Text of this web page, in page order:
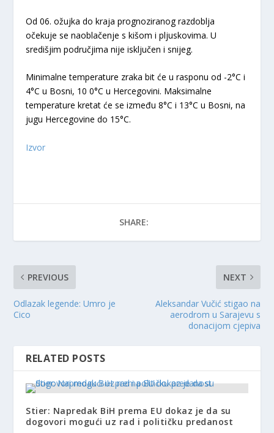
Od 06. ožujka do kraja prognoziranog razdoblja
očekuje se naoblačenje s kišom i pljuskovima. U
središjim područjima nije isključen i snijeg.
Minimalne temperature zraka bit će u rasponu od -2°C i
4°C u Bosni, 10 0°C u Hercegovini. Maksimalne
temperature kretat će se između 8°C i 13°C u Bosni, na
jugu Hercegovine do 15°C.
Izvor
SHARE:
PREVIOUS
Odlazak legende: Umro je
Cico
NEXT
Aleksandar Vučić stigao na
aerodrom u Sarajevu s
donacijom cjepiva
RELATED POSTS
Stier: Napredak BiH prema EU dokaz je da su
dogovori mogući uz rad i političku predanost